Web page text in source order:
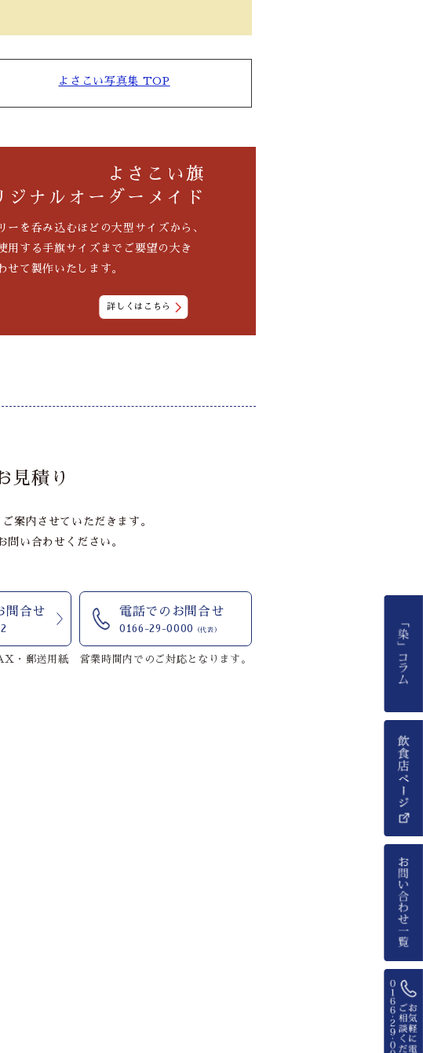
よさこい写真集 TOP
よさこい旗
ジナルオーダーメイド
ーを呑み込むほどの大型サイズから、
用する手旗サイズまでご要望の大き
せて製作いたします。
詳しくはこちら
見積り
案内させていただきます。
問い合わせください。
問合せ
・郵送用紙
電話でのお問合せ
0166-29-0000 （代表）
営業時間内でのご対応となります。